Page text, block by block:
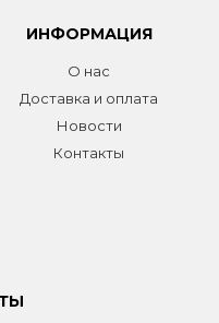
ИНФОРМАЦИЯ
О нас
Доставка и оплата
Новости
Контакты